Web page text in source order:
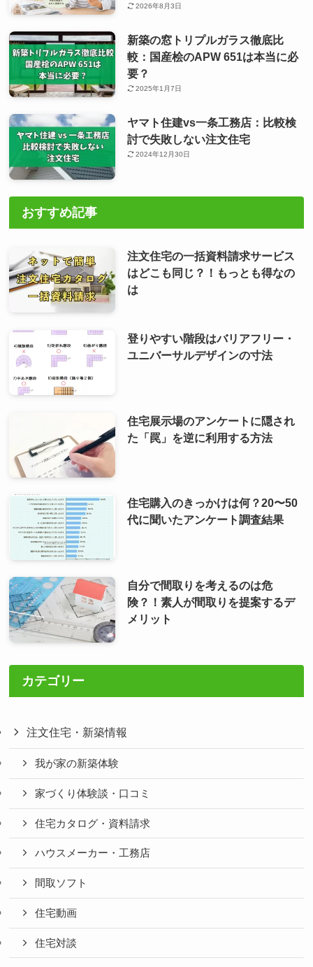
2026年8月3日
新築の窓トリプルガラス徹底比
較：国産桧のAPW 651は本当に必
要？
2025年1月7日
ヤマト住建vs一条工務店：比較検
討で失敗しない注文住宅
2024年12月30日
おすすめ記事
注文住宅の一括資料請求サービス
はどこも同じ？！もっとも得なの
は
登りやすい階段はバリアフリー・
ユニバーサルデザインの寸法
住宅展示場のアンケートに隠され
た「罠」を逆に利用する方法
住宅購入のきっかけは何？20〜50
代に聞いたアンケート調査結果
自分で間取りを考えるのは危
険？！素人が間取りを提案するデ
メリット
カテゴリー
注文住宅・新築情報
我が家の新築体験
家づくり体験談・口コミ
住宅カタログ・資料請求
ハウスメーカー・工務店
間取ソフト
住宅動画
住宅対談